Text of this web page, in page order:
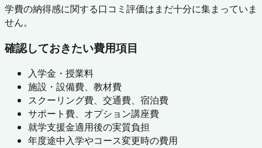
学費の納得感に関する口コミ評価はまだ十分に集まっていま
せん。
確認しておきたい費用項目
入学金・授業料
施設・設備費、教材費
スクーリング費、交通費、宿泊費
サポート費、オプション講座費
就学支援金適用後の実質負担
年度途中入学やコース変更時の費用